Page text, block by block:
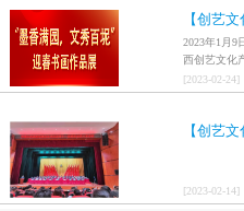
【创艺
2023年1月9
西创艺文化
基地、百色
传承创意基
村特色设
[2023-02-24]
【创艺
[2023-02-14]